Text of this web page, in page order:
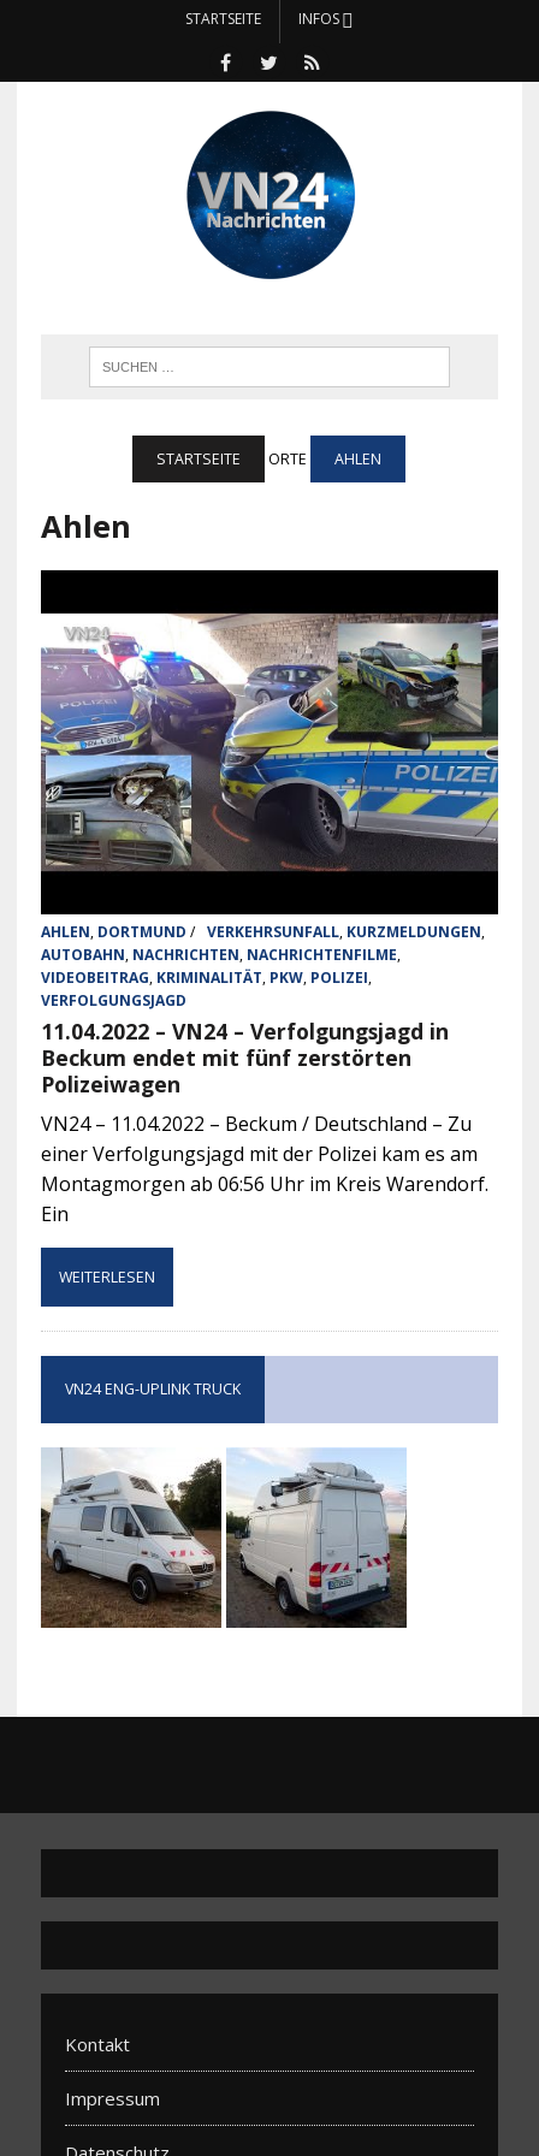
STARTSEITE INFOS
STARTSEITE ORTE AHLEN
Ahlen
AHLEN, DORTMUND / VERKEHRSUNFALL, KURZMELDUNGEN,
AUTOBAHN, NACHRICHTEN, NACHRICHTENFILME,
VIDEOBEITRAG, KRIMINALITÄT, PKW, POLIZEI,
VERFOLGUNGSJAGD
11.04.2022 – VN24 – Verfolgungsjagd in
Beckum endet mit fünf zerstörten
Polizeiwagen
VN24 – 11.04.2022 – Beckum / Deutschland – Zu
einer Verfolgungsjagd mit der Polizei kam es am
Montagmorgen ab 06:56 Uhr im Kreis Warendorf.
Ein
WEITERLESEN
VN24 ENG-UPLINK TRUCK
Kontakt
Impressum